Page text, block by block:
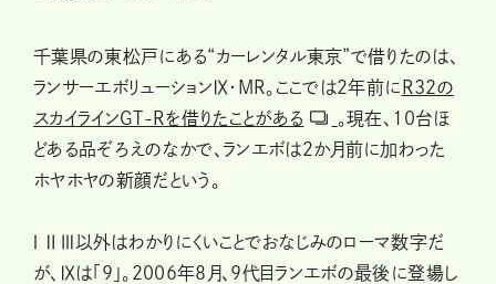
千葉県の東松戸にある“カーレンタル東京”で借りたのは、
ランサーエボリューションⅨ・MR。ここでは２年前に R32の
スカイラインGT-Rを借りたことがある
。現在、10台ほ
どある品ぞろえのなかで、ランエボは２か月前に加わった
ホヤホヤの新顔だという。
Ⅰ Ⅱ Ⅲ以外はわかりにくいことでおなじみのローマ数字だ
が、Ⅸは「９」。2006年８月、９代目ランエボの最後に登場し